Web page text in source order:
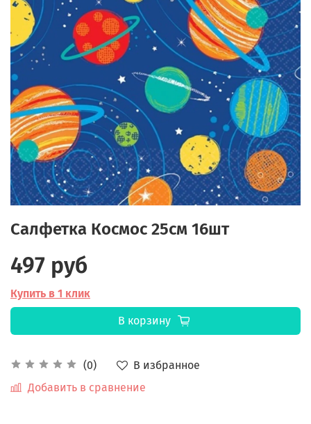
Салфетка Космос 25см 16шт
(0)
В избранное
Добавить в сравнение
497 руб
Купить в 1 клик
В корзину